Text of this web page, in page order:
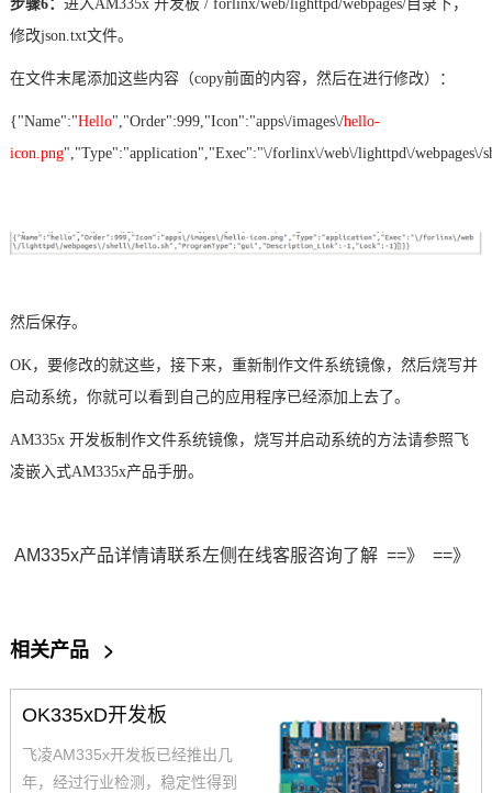
步骤6： 进入AM335x 开发板 / forlinx/web/lighttpd/webpages/目录下，
修改json.txt文件。
在文件末尾添加这些内容（copy前面的内容，然后在进行修改）：
{"Name":"Hello","Order":999,"Icon":"apps\/images\/hello-
icon.png","Type":"application","Exec":"\/forlinx\/web\/lighttpd\/webpages\/
然后保存。
OK，要修改的就这些，接下来，重新制作文件系统镜像，然后烧写并
启动系统，你就可以看到自己的应用程序已经添加上去了。
AM335x 开发板制作文件系统镜像，烧写并启动系统的方法请参照飞
凌嵌入式AM335x产品手册。
AM335x产品详情请联系左侧在线客服咨询了解 ==》 ==》
相关产品 >
OK335xD开发板
飞凌AM335x开发板已经推出几
年，经过行业检测，稳定性得到